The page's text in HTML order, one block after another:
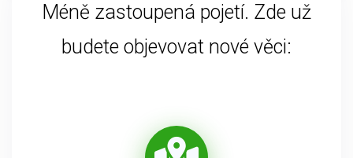
Méně zastoupená pojetí. Zde už
budete objevovat nové věci: